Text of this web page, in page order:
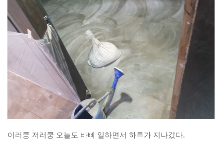
이러쿵 저러쿵 오늘도 바삐 일하면서 하루가 지나갔다.